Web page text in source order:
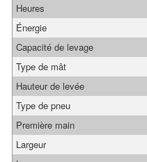
Heures
Énergie
Capacité de levage
Type de mât
Hauteur de levée
Type de pneu
Première main
Largeur